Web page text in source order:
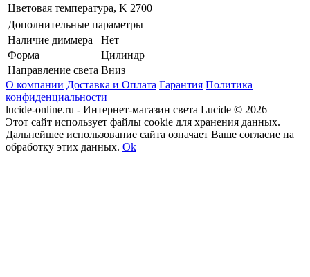
Цветовая температура, K 2700
Дополнительные параметры
Наличие диммера
Нет
Форма
Цилиндр
Направление света Вниз
О компании Доставка и Оплата Гарантия Политика
конфиденциальности
lucide-online.ru - Интернет-магазин света Lucide © 2026
Этот сайт использует файлы cookie для хранения данных.
Дальнейшее использование сайта означает Ваше согласие на
обработку этих данных. Ok